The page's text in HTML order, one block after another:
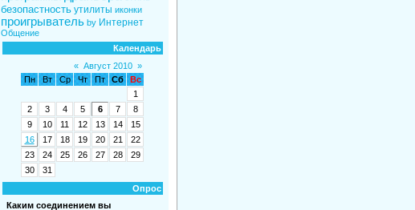
безопастность утилиты иконки
проигрыватель by Интернет
Общение
Календарь
« Август 2010 »
Пн
Вт Ср Чт Пт Сб
Вс
1
2
3 4 5 6 7
8
9
10 11 12 13 14
15
16
17 18 19 20 21
22
23
24 25 26 27 28
29
30
31
Опрос
Каким соединением вы